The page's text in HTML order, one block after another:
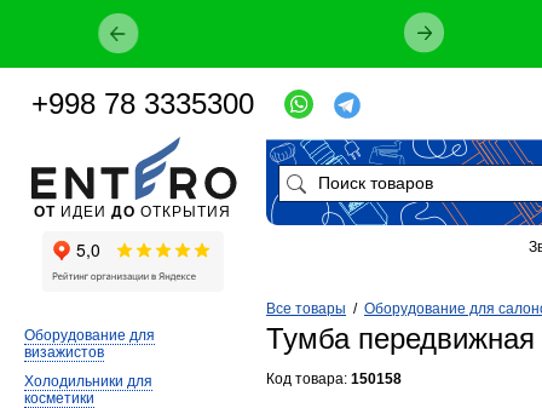
Все товары / Оборудование для
Тумба
Код товара: 150158
Оборудование для
визажистов
Холодильники для
косметики
ОТ ИДЕИ ДО ОТКРЫТИЯ
+998 78 3335300